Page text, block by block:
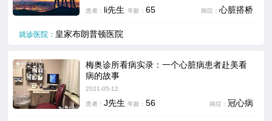
患者： li先生 年龄：65 病症： 心脏搭桥
就诊医院： 皇家布朗普顿医院
梅奥诊所看病实录：一个心脏病患者赴美看
病的故事
2021-05-12
患者：J先生 年龄：56 病症： 冠心病